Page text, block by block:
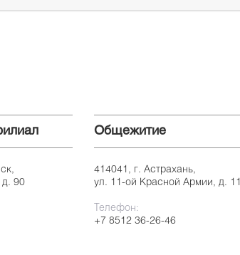
д. 90
Общежитие
414041, г. Астрахань,
ул. 11-ой Красной Армии, д. 11
Телефон:
+7 8512 36-26-46